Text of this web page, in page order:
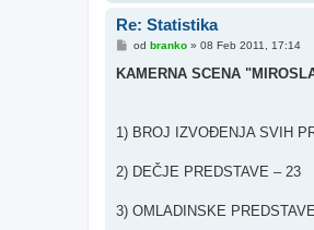
Re: Statistika
P
s
od branko» 08 Feb 2011, 17:14
KAMERNA SCENA
1) BROJ IZVOĐENJA SVIH
2) DEČJE PREDSTAVE – 23
3) OMLADINSKE